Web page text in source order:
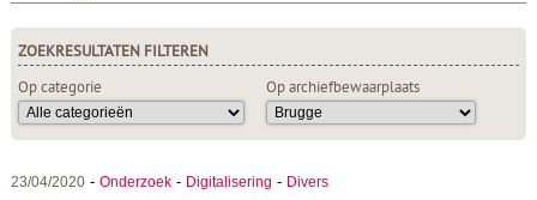
ZOEKRESULTATEN FILTEREN
Op categorie
Op archiefbewaarplaats
23/04/2020- Onderzoek- Digitalisering - Divers